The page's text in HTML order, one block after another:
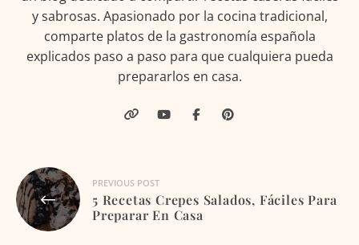
y sabrosas. Apasionado por la cocina tradicional,
comparte platos de la gastronomía española
explicados paso a paso para que cualquiera pueda
prepararlos en casa.
Navegación
de
entradas
PREVIOUS POST
5 Recetas Crepes Salados, Fáciles Para
Preparar En Casa